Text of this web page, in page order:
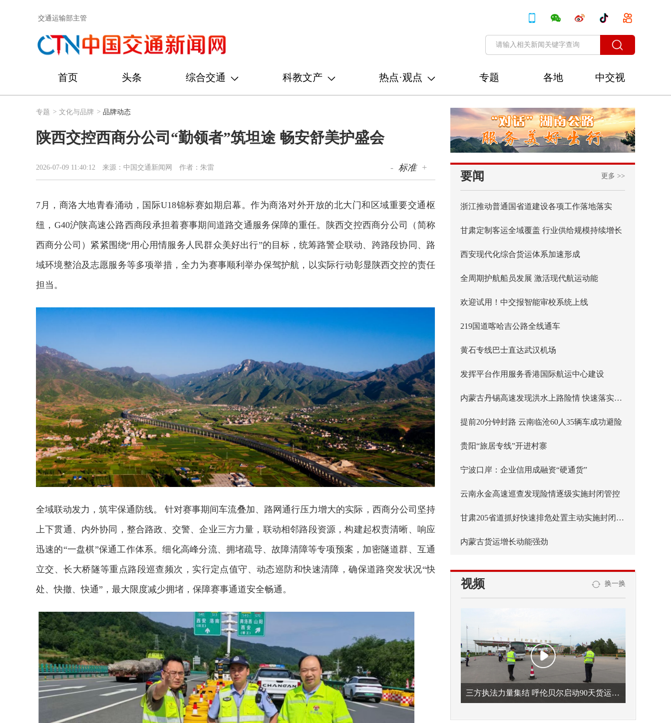
交通运输部主管
首页 头条 综合交通 科教文产 热点·观点 专题 各地
中交视
讯
专题 > 文化与品牌 > 品牌动态
陕西交控西商分公司“勤领者”筑坦途 畅安舒美护盛会
2026-07-09 11:40:12 来源：中国交通新闻网 作者：朱雷 - 标准 +
7月，商洛大地青春涌动，国际U18锦标赛如期启幕。作为商洛对外开放的北大门和区域重要交通枢
纽，G40沪陕高速公路西商段承担着赛事期间道路交通服务保障的重任。陕西交控西商分公司（简称
西商分公司）紧紧围绕“用心用情服务人民群众美好出行”的目标，统筹路警企联动、跨路段协同、路
域环境整治及志愿服务等多项举措，全力为赛事顺利举办保驾护航，以实际行动彰显陕西交控的责任
担当。
全域联动发力，筑牢保通防线。 针对赛事期间车流叠加、路网通行压力增大的实际，西商分公司坚持
上下贯通、内外协同，整合路政、交警、企业三方力量，联动相邻路段资源，构建起权责清晰、响应
迅速的“一盘棋”保通工作体系。细化高峰分流、拥堵疏导、故障清障等专项预案，加密隧道群、互通
立交、长大桥隧等重点路段巡查频次，实行定点值守、动态巡防和快速清障，确保道路突发状况“快
处、快撤、快通”，最大限度减少拥堵，保障赛事通道安全畅通。
要闻 更多 >>
浙江推动普通国省道建设各项工作落地落实
甘肃定制客运全域覆盖 行业供给规模持续增长
西安现代化综合货运体系加速形成
全周期护航船员发展 激活现代航运动能
欢迎试用！中交报智能审校系统上线
219国道喀哈吉公路全线通车
黄石专线巴士直达武汉机场
发挥平台作用服务香港国际航运中心建设
内蒙古丹锡高速发现洪水上路险情 快速落实主线封闭管控
提前20分钟封路 云南临沧60人35辆车成功避险
贵阳“旅居专线”开进村寨
宁波口岸：企业信用成融资“硬通货”
云南永金高速巡查发现险情逐级实施封闭管控
甘肃205省道抓好快速排危处置主动实施封闭管控
内蒙古货运增长动能强劲
视频 换一换
三方执法力量集结 呼伦贝尔启动90天货运车辆违法专项整治